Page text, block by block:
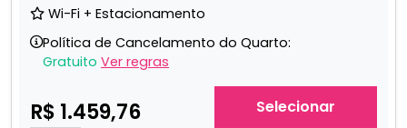
Wi-Fi + Estacionamento
Política de Cancelamento do Quarto:
Gratuito Ver regras
R$ 1.459,76 Selecionar